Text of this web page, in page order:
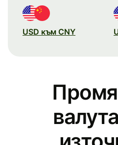
USD към CNY